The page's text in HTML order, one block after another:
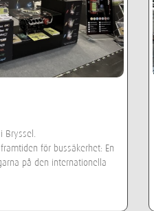
för bussäkerhet: En
på den internationella